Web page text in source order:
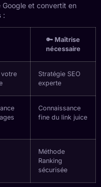
Google et convertit en
:
🔑 Maîtrise
nécessaire
votre
Stratégie SEO
experte
Connaissance
fine du link juice
Méthode
Ranking
sécurisée